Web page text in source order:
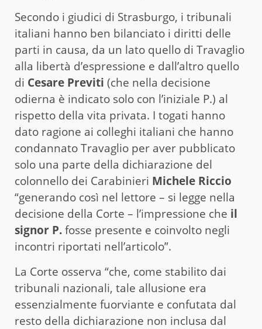
Secondo i giudici di Strasburgo, i tribunali
italiani hanno ben bilanciato i diritti delle
parti in causa, da un lato quello di Travaglio
alla libertà d’espressione e dall’altro quello
di Cesare Previti (che nella decisione
odierna è indicato solo con l’iniziale P.) al
rispetto della vita privata. I togati hanno
dato ragione ai colleghi italiani che hanno
condannato Travaglio per aver pubblicato
solo una parte della dichiarazione del
colonnello dei Carabinieri Michele Riccio
“generando così nel lettore – si legge nella
decisione della Corte – l’impressione che il
signor P.fosse presente e coinvolto negli
incontri riportati nell’articolo”.
La Corte osserva “che, come stabilito dai
tribunali nazionali, tale allusione era
essenzialmente fuorviante e confutata dal
resto della dichiarazione non inclusa dal